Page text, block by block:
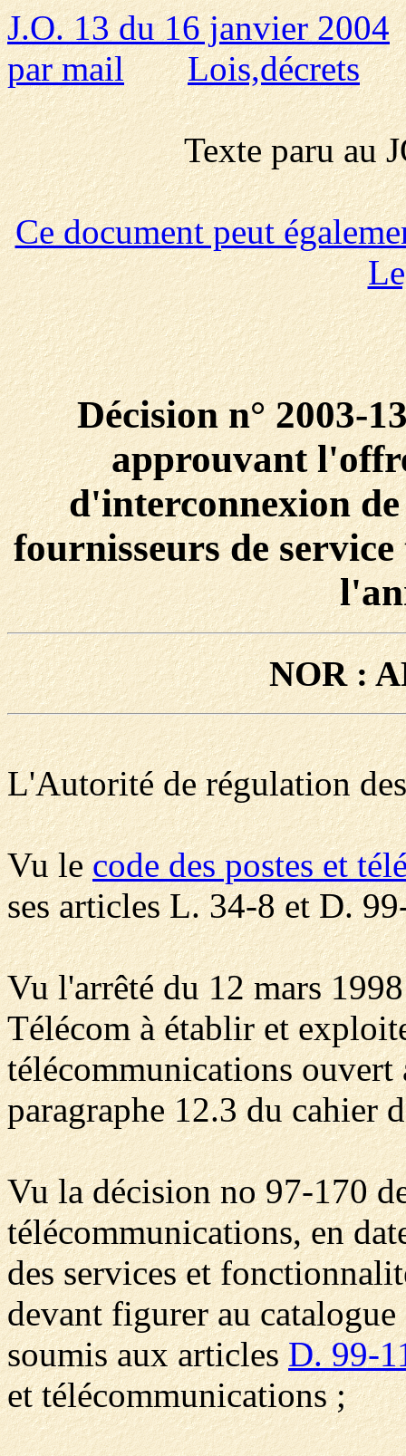
J.O. 13 du 16 janvier 2004
par mail
Lois,décrets
Texte paru au
Ce document peut
Décision n° 2003-
approuvant
d'interconnexion
fournisseurs de
NOR :
L'Autorité de régulation
Vu lecode des postes et
ses articles L. 34-8 et D.
Vu l'arrêté du 12 mars
Télécom à établir et
télécommunications
paragraphe 12.3 du cahier
Vu la décision no 97-170
télécommunications, en
des services et
devant figurer au
soumis aux articlesD. 99-
et télécommunications ;